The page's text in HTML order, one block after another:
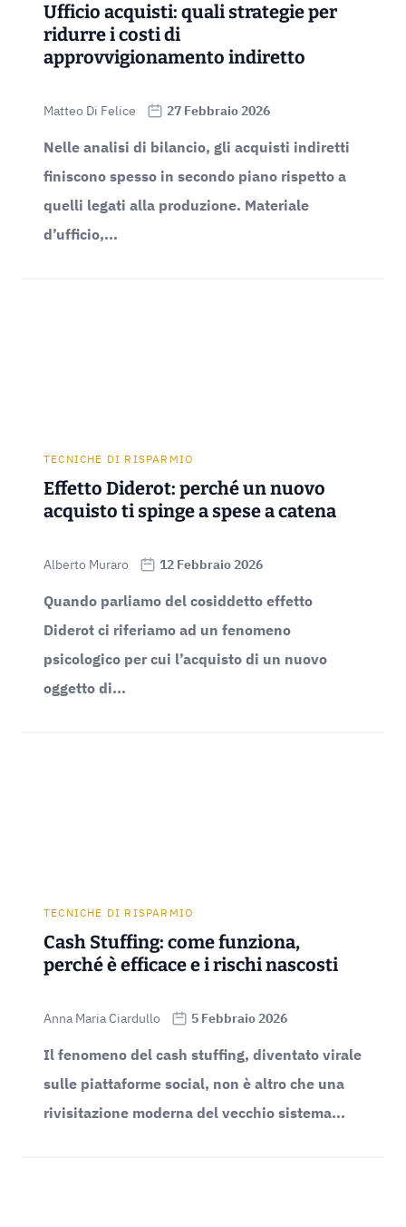
Ufficio acquisti: quali strategie per
ridurre i costi di
approvvigionamento indiretto
Matteo Di Felice 27 Febbraio 2026
Nelle analisi di bilancio, gli acquisti indiretti
finiscono spesso in secondo piano rispetto a
quelli legati alla produzione. Materiale
d’ufficio,...
TECNICHE DI RISPARMIO
Effetto Diderot: perché un nuovo
acquisto ti spinge a spese a catena
Alberto Muraro 12 Febbraio 2026
Quando parliamo del cosiddetto effetto
Diderot ci riferiamo ad un fenomeno
psicologico per cui l’acquisto di un nuovo
oggetto di...
TECNICHE DI RISPARMIO
Cash Stuffing: come funziona,
perché è efficace e i rischi nascosti
Anna Maria Ciardullo 5 Febbraio 2026
Il fenomeno del cash stuffing, diventato virale
sulle piattaforme social, non è altro che una
rivisitazione moderna del vecchio sistema...